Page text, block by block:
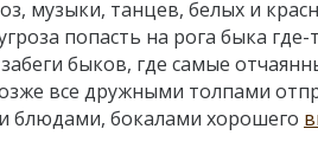
музыки, танцев, белых и
попасть на рога быка где-
быков, где самые
все дружными толпами
блюдами, бокалами хорошего